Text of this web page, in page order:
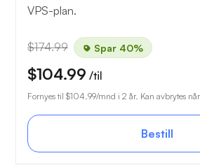
VPS-plan.
$174.99 Spar 40%
$104.99 /til
Fornyes til $104.99/mnd i 2 år. Kan avbrytes
Bestill